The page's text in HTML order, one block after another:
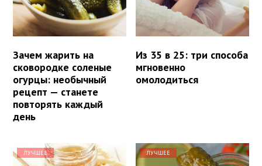
Зачем жарить на
сковородке соленые
огурцы: необычный
рецепт — станете
повторять каждый
день
Из 35 в 25: три способа
мгновенно
омолодиться
ЛУЧШЕЕ ЛУЧШЕЕ